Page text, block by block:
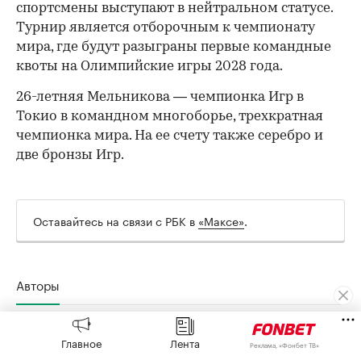
спортсмены выступают в нейтральном статусе.
Турнир является отборочным к чемпионату
мира, где будут разыграны первые командные
квоты на Олимпийские игры 2028 года.
26-летняя Мельникова — чемпионка Игр в
Токио в командном многоборье, трехкратная
чемпионка мира. На ее счету также серебро и
две бронзы Игр.
Оставайтесь на связи с РБК в «Максе».
Авторы
Екатерина Халимовская
Главное Лента Реклама, «Фонбет ТВ»